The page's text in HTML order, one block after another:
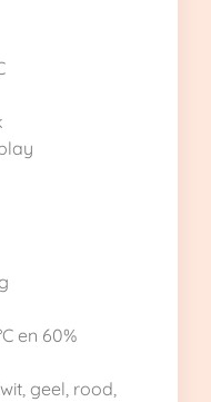
en 60%
geel, rood,